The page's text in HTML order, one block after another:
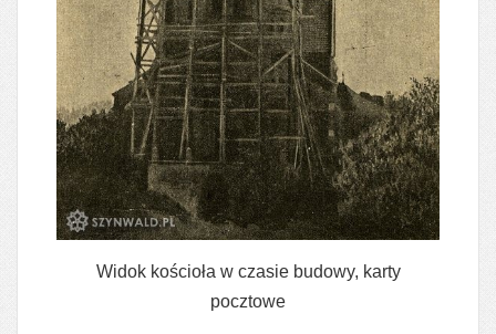
Widok kościoła w czasie budowy, karty
pocztowe